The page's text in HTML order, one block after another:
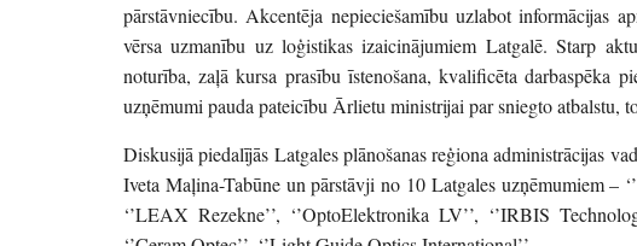
pārstāvniecību. Akcentēja nepieciešamību uzlabot informācijas
vērsa uzmanību uz loģistikas izaicinājumiem Latgalē. Starp
noturība, zaļā kursa prasību īstenošana, kvalificēta darbaspēka
uzņēmumi pauda pateicību Ārlietu ministrijai par sniegto atbalstu,
Diskusijā piedalījās Latgales plānošanas reģiona administrācijas
Iveta Maļina-Tabūne un pārstāvji no 10 Latgales uzņēmumiem –
‘’LEAX Rezekne’’, ‘’OptoElektronika LV’’, ‘’IRBIS